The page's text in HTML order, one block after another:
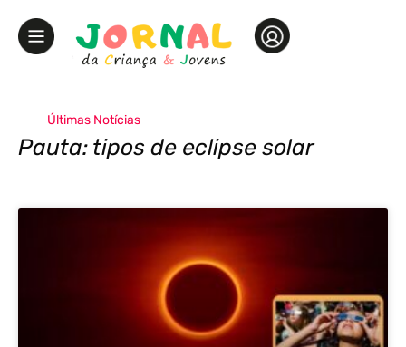
Últimas Notícias
Pauta: tipos de eclipse solar